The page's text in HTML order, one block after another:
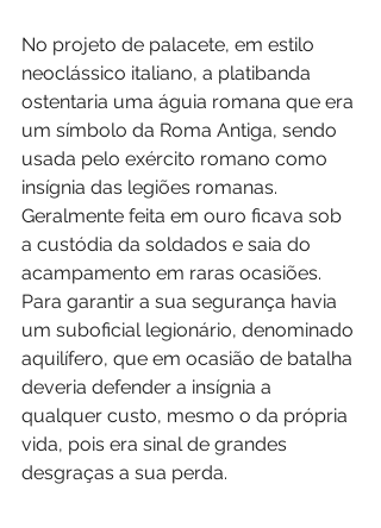
No projeto de palacete, em estilo
neoclássico italiano, a platibanda
ostentaria uma águia romana que era
um símbolo da Roma Antiga, sendo
usada pelo exército romano como
insígnia das legiões romanas.
Geralmente feita em ouro ficava sob
a custódia da soldados e saia do
acampamento em raras ocasiões.
Para garantir a sua segurança havia
um suboficial legionário, denominado
aquilífero, que em ocasião de batalha
deveria defender a insígnia a
qualquer custo, mesmo o da própria
vida, pois era sinal de grandes
desgraças a sua perda.